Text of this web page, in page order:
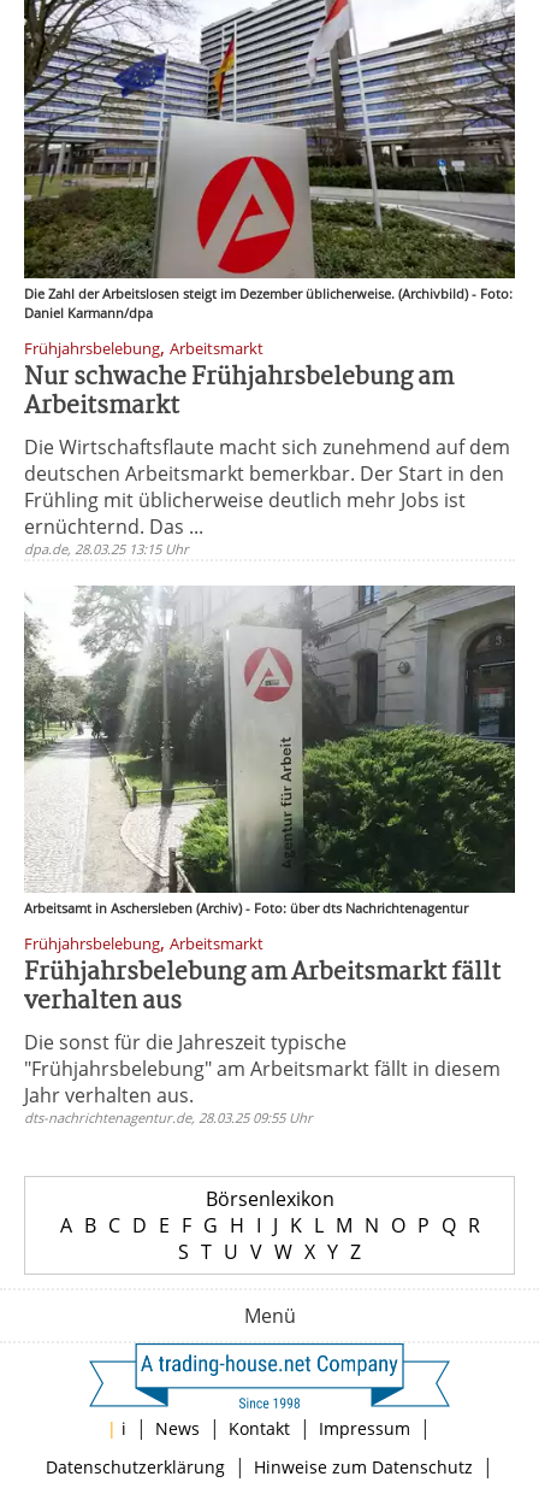
Die Zahl der Arbeitslosen steigt im Dezember üblicherweise. (Archivbild) - Foto:
Daniel Karmann/dpa
Frühjahrsbelebung, Arbeitsmarkt
Nur schwache Frühjahrsbelebung am
Arbeitsmarkt
Die Wirtschaftsflaute macht sich zunehmend auf dem
deutschen Arbeitsmarkt bemerkbar. Der Start in den
Frühling mit üblicherweise deutlich mehr Jobs ist
ernüchternd. Das ...
dpa.de, 28.03.25 13:15 Uhr
Arbeitsamt in Aschersleben (Archiv) - Foto: über dts Nachrichtenagentur
Frühjahrsbelebung, Arbeitsmarkt
Frühjahrsbelebung am Arbeitsmarkt fällt
verhalten aus
Die sonst für die Jahreszeit typische
"Frühjahrsbelebung" am Arbeitsmarkt fällt in diesem
Jahr verhalten aus.
dts-nachrichtenagentur.de, 28.03.25 09:55 Uhr
Börsenlexikon
A B C D E F G H I J K L M N O P Q R
S T U V W X Y Z
Menü
| i | News | Kontakt | Impressum |
Datenschutzerklärung| Hinweise zum Datenschutz
|